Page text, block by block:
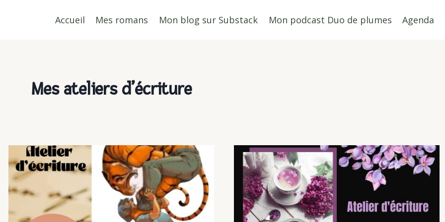
Accueil Mes romans Mon blog sur Substack Mon podcast Duo de plumes Agenda
Mes ateliers d’écriture